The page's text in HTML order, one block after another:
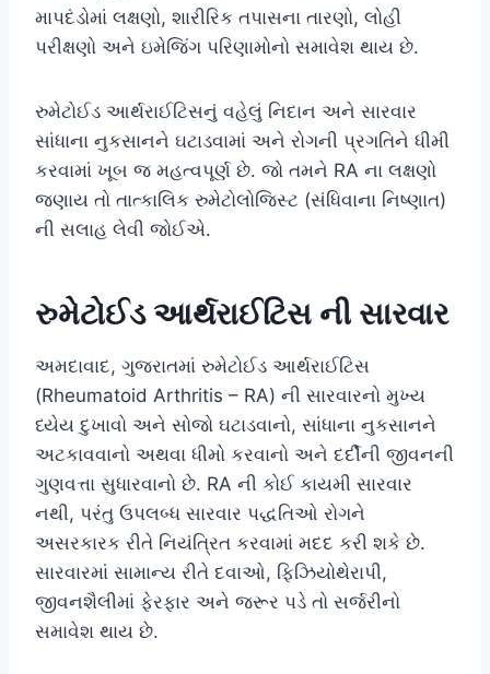
માપદંડોમાં લક્ષણો, શારીરિક તપાસના તારણો, લોહી
પરીક્ષણો અને ઇમેજિંગ પરિણામોનો સમાવેશ થાય છે.
રુમેટોઈડ આર્થરાઈટિસનું વહેલું નિદાન અને સારવાર
સાંધાના નુકસાનને ઘટાડવામાં અને રોગની પ્રગતિને ધીમી
કરવામાં ખૂબ જ મહત્વપૂર્ણ છે. જો તમને RA ના લક્ષણો
જણાય તો તાત્કાલિક રુમેટોલોજિસ્ટ (સંધિવાના નિષ્ણાત)
ની સલાહ લેવી જોઈએ.
રુમેટોઈડ આર્થરાઈટિસ ની સારવાર
અમદાવાદ, ગુજરાતમાં રુમેટોઈડ આર્થરાઈટિસ
(Rheumatoid Arthritis – RA) ની સારવારનો મુખ્ય
ધ્યેય દુખાવો અને સોજો ઘટાડવાનો, સાંધાના નુકસાનને
અટકાવવાનો અથવા ધીમો કરવાનો અને દર્દીની જીવનની
ગુણવત્તા સુધારવાનો છે. RA ની કોઈ કાયમી સારવાર
નથી, પરંતુ ઉપલબ્ધ સારવાર પદ્ધતિઓ રોગને
અસરકારક રીતે નિયંત્રિત કરવામાં મદદ કરી શકે છે.
સારવારમાં સામાન્ય રીતે દવાઓ, ફિઝિયોથેરાપી,
જીવનશૈલીમાં ફેરફાર અને જરૂર પડે તો સર્જરીનો
સમાવેશ થાય છે.